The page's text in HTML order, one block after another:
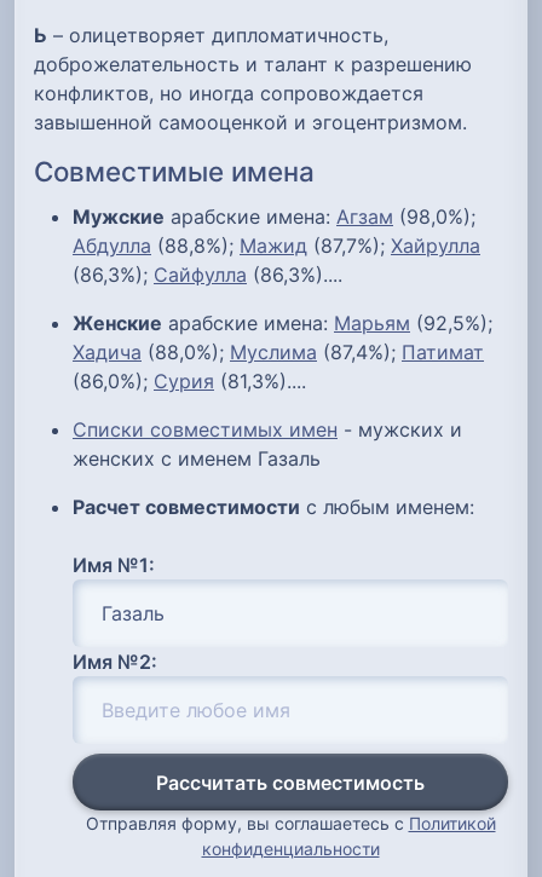
Ь – олицетворяет дипломатичность,
доброжелательность и талант к разрешению
конфликтов, но иногда сопровождается
завышенной самооценкой и эгоцентризмом.
Совместимые имена
Мужские арабские имена: Агзам (98,0%);
Абдулла (88,8%); Мажид (87,7%); Хайрулла
(86,3%); Сайфулла (86,3%)....
Женские арабские имена: Марьям (92,5%);
Хадича (88,0%); Муслима (87,4%); Патимат
(86,0%); Сурия (81,3%)....
Списки совместимых имен - мужских и
женских с именем Газаль
Расчет совместимости с любым именем:
Имя №1:
Имя №2:
Рассчитать совместимость
Отправляя форму, вы соглашаетесь с Политикой
конфиденциальности